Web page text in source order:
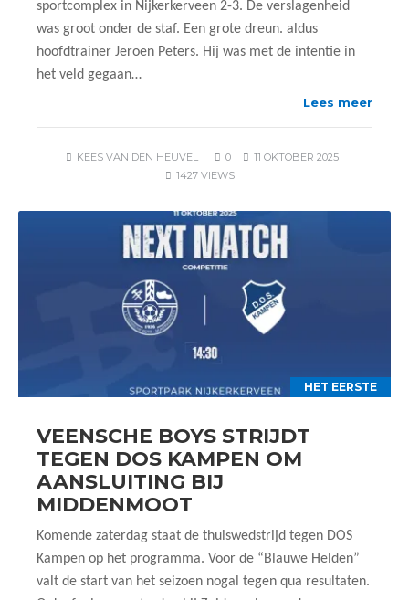
sportcomplex in Nijkerkerveen 2-3. De verslagenheid
was groot onder de staf. Een grote dreun. aldus
hoofdtrainer Jeroen Peters. Hij was met de intentie in
het veld gegaan…
Lees meer
KEES VAN DEN HEUVEL 0
11 OKTOBER 2025
1427 VIEWS
HET EERSTE
VEENSCHE BOYS STRIJDT
TEGEN DOS KAMPEN OM
AANSLUITING BIJ
MIDDENMOOT
Komende zaterdag staat de thuiswedstrijd tegen DOS
Kampen op het programma. Voor de “Blauwe Helden”
valt de start van het seizoen nogal tegen qua resultaten.